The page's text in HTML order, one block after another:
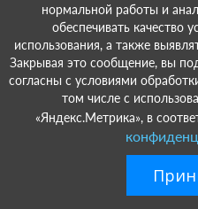
нормальной работы и
обеспечивать качество
использования, а также
Закрывая это сообщение, вы
согласны с условиями
том числе с
«Яндекс.Метрика», в